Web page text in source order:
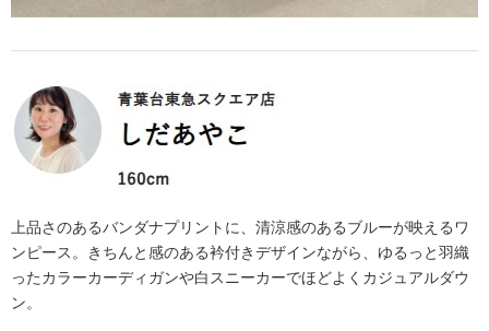
上品さのあるバンダナプリントに、清涼感のあるブルーが映えるワ
ンピース。きちんと感のある衿付きデザインながら、ゆるっと羽織
ったカラーカーディガンや白スニーカーでほどよくカジュアルダウ
ン。